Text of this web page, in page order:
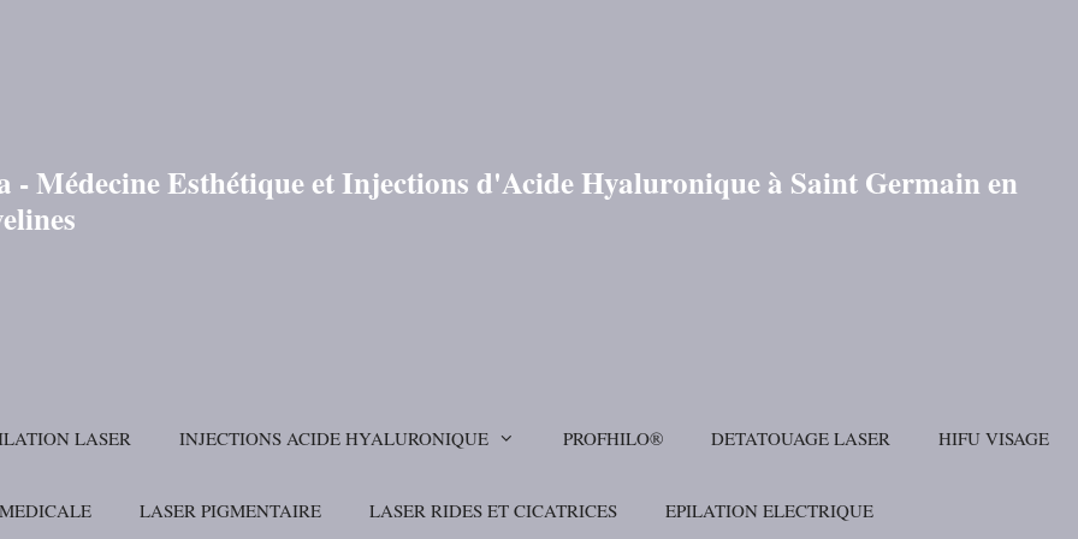
- Médecine Esthétique et Injections d'Acide Hyaluronique à Saint Germain en
LASER INJECTIONS ACIDE HYALURONIQUE PROFHILO® DETATOUAGE LASER HIFU VISAGE
LASER PIGMENTAIRE LASER RIDES ET CICATRICES EPILATION ELECTRIQUE